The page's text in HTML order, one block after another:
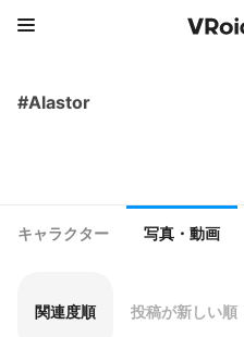
#Alastor
キャラクター 写真・動画
関連度順 投稿が新しい順